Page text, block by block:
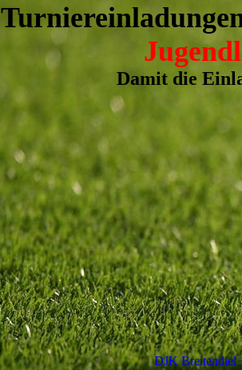
Damit die
DJK Breitendiel